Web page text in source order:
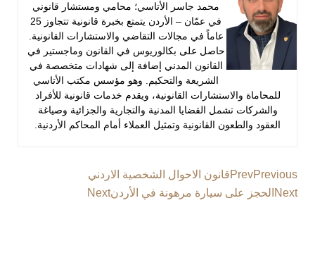
محمد جاسر الأتاسي؛ محامي ومستشار قانوني
في عمّان – الأردن يتمتع بخبرة قانونية تتجاوز 25
عاماً في مجالات التقاضي والاستشارات القانونية.
حاصل على بكالوريوس في القانون وماجستير في
القانون المدني إضافة إلى شهادات متخصصة في
الشريعة والتحكيم. وهو مؤسس مكتب الأتاسي
للمحاماة والاستشارات القانونية، ويقدم خدمات قانونية للأفراد
والشركات تشمل القضايا المدنية والتجارية والجزائية وصياغة
العقود والطعون القانونية وتمثيل العملاء أمام المحاكم الأردنية.
PrevPrevious
قانون الاحوال الشخصية الاردني
Next الحجز على سيارة مرهونة في الأردنNext